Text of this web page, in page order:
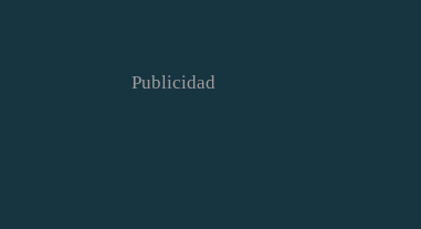
Publicidad